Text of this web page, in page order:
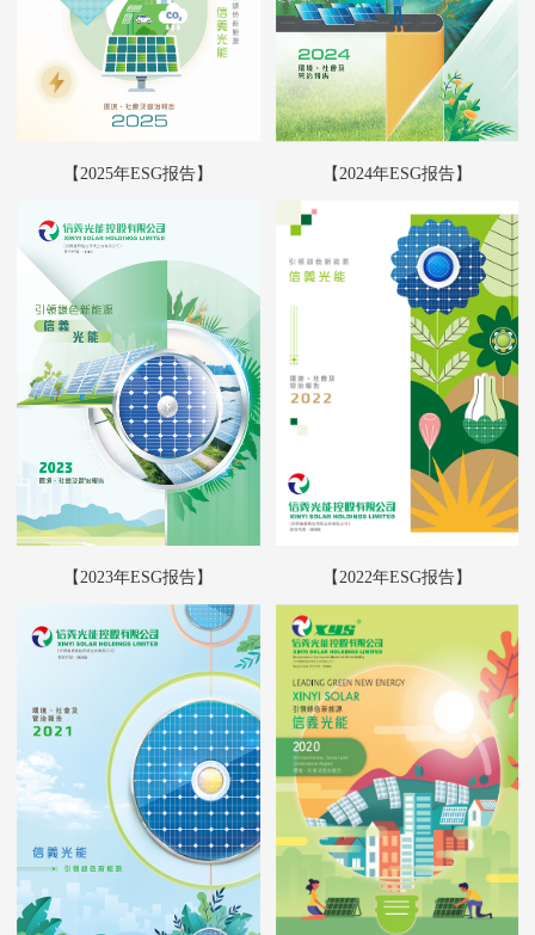
【2025年ESG报告】 【2024年ESG报告】
【2023年ESG报告】 【2022年ESG报告】